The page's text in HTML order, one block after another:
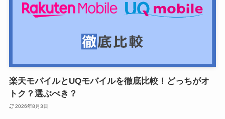
楽天モバイルとUQモバイルを徹底比較！どっちがオ
トク？選ぶべき？
2026年8月3日